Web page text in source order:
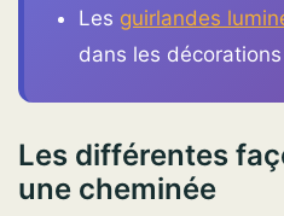
Les guirlandes
dans les
Les différentes
une cheminée